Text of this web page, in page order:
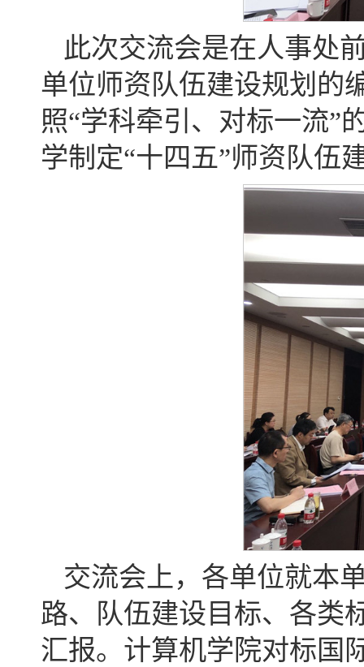
此次交流会是在人事处
单位师资队伍建设规划的
照“学科牵引、对标一流”
学制定“十四五”师资队伍
交流会上，各单位就本
路、队伍建设目标、各类
汇报。计算机学院对标国